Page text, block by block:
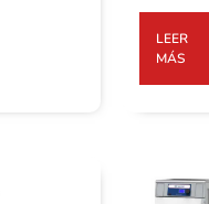
LEER
MÁS